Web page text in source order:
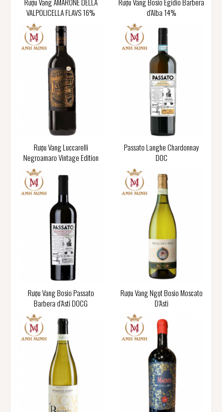
VALPOLICELLA FLAVS 16%
d’Alba 14%
Rượu Vang Luccarelli
Negroamaro Vintage Edition
Passato Langhe Chardonnay
DOC
Rượu Vang Bosio Passato
Barbera d’Asti DOCG
Rượu Vang Ngọt Bosio Moscato
D’Asti